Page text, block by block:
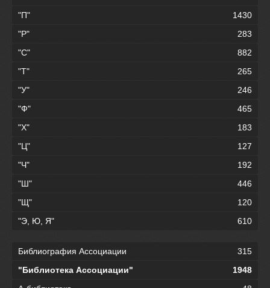
"П"
1430
"Р"
283
"С"
882
"Т"
265
"У"
246
"Ф"
465
"Х"
183
"Ц"
127
"Ч"
192
"Ш"
446
"Щ"
120
"Э, Ю, Я"
610
Библиография Ассоциации
315
"Библиотека Ассоциации"
1948